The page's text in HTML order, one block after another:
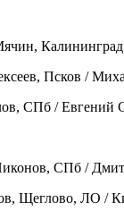
Калининград
Псков /
СПб / Евгений
СПб /
Щеглово, ЛО /